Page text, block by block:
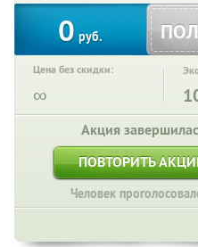
0 руб.
Цена без скидки:
∞
Акция
ПОВТОРИТЬ
Человек